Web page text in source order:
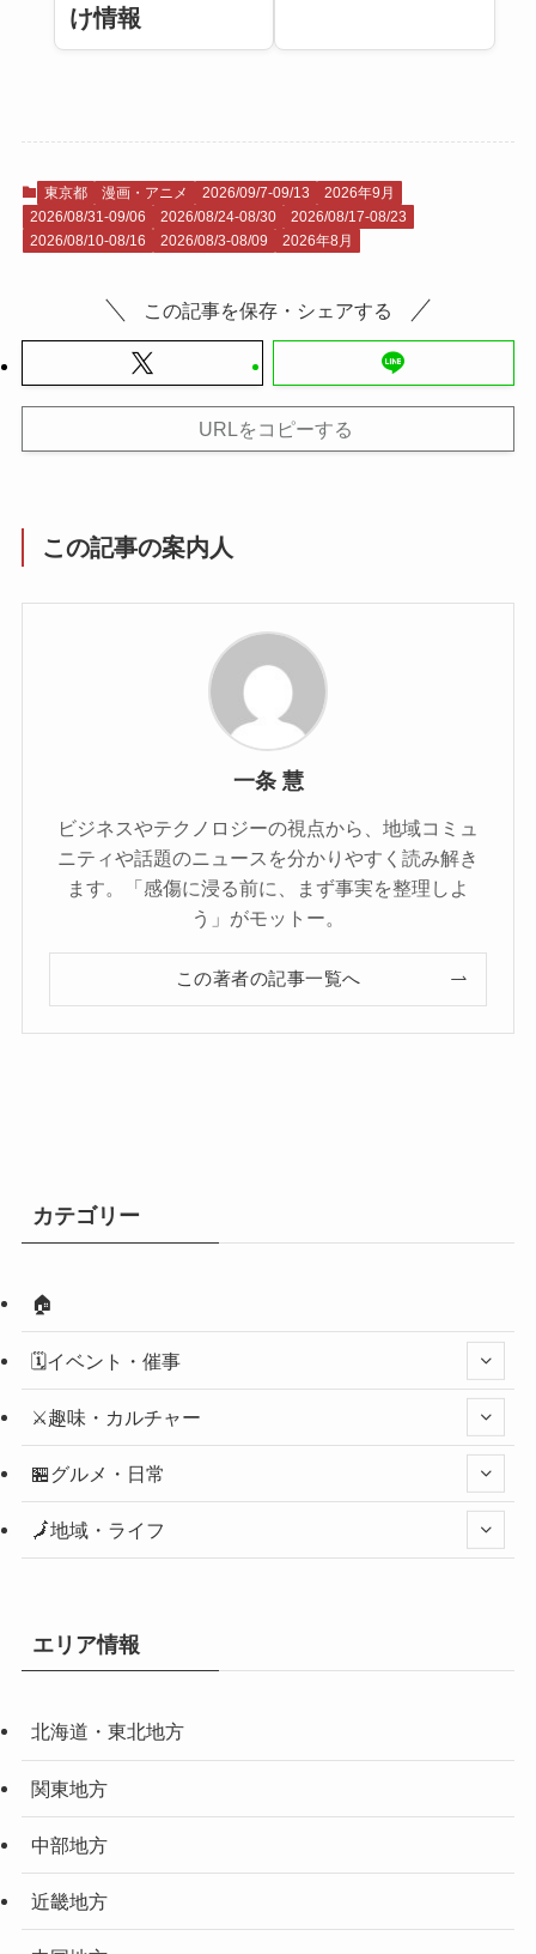
け情報
東京都 漫画・アニメ 2026/09/7-09/13
2026年9月
2026/08/31-09/06
2026/08/24-08/30
2026/08/17-08/23
2026/08/10-08/16
2026/08/3-08/09 2026年8月
この記事を保存・シェアする
URLをコピーする
この記事の案内人
一条 慧
ビジネスやテクノロジーの視点から、地域コミュ
ニティや話題のニュースを分かりやすく読み解き
ます。「感傷に浸る前に、まず事実を整理しよ
う」がモットー。
この著者の記事一覧へ
カテゴリー
🏠
🗓️イベント・催事
⚔️趣味・カルチャー
🏪グルメ・日常
🗾地域・ライフ
エリア情報
北海道・東北地方
関東地方
中部地方
近畿地方